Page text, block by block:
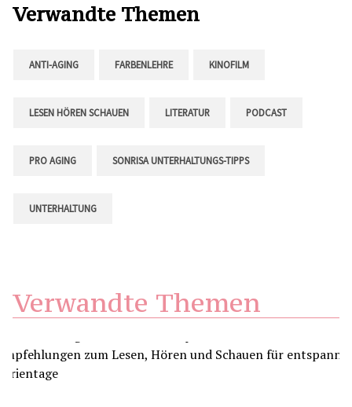
Verwandte Themen
ANTI-AGING FARBENLEHRE KINOFILM
LESEN HÖREN SCHAUEN LITERATUR PODCAST
PRO AGING SONRISA UNTERHALTUNGS-TIPPS
UNTERHALTUNG
Verwandte Themen